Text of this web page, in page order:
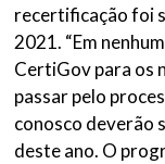
recertificação foi
2021. “Em
CertiGov para os
passar pelo
conosco deverão
deste ano. O